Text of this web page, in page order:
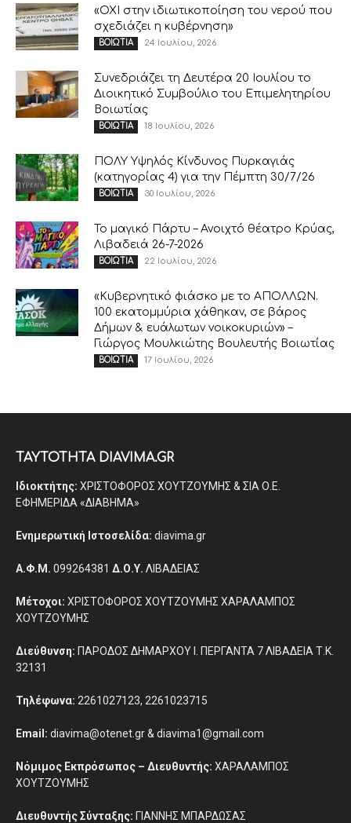
«ΟΧΙ στην ιδιωτικοποίηση του νερού που
σχεδιάζει η κυβέρνηση»
ΒΟΙΩΤΙΑ 24 Ιουλίου, 2026
Συνεδριάζει τη Δευτέρα 20 Ιουλίου το
Διοικητικό Συμβούλιο του Επιμελητηρίου
Βοιωτίας
ΒΟΙΩΤΙΑ 18 Ιουλίου, 2026
ΠΟΛΥ Υψηλός Κίνδυνος Πυρκαγιάς
(κατηγορίας 4) για την Πέμπτη 30/7/26
ΒΟΙΩΤΙΑ 30 Ιουλίου, 2026
Το μαγικό Πάρτυ – Ανοιχτό θέατρο Κρύας,
Λιβαδειά 26-7-2026
ΒΟΙΩΤΙΑ 22 Ιουλίου, 2026
«Κυβερνητικό φιάσκο με το ΑΠΟΛΛΩΝ.
100 εκατομμύρια χάθηκαν, σε βάρος
Δήμων & ευάλωτων νοικοκυριών» –
Γιώργος Μουλκιώτης Βουλευτής Βοιωτίας
ΒΟΙΩΤΙΑ 17 Ιουλίου, 2026
ΤΑΥΤΟΤΗΤΑ DIAVIMA.GR
Ιδιοκτήτης: ΧΡΙΣΤΟΦΟΡΟΣ ΧΟΥΤΖΟΥΜΗΣ & ΣΙΑ Ο.Ε.
ΕΦΗΜΕΡΙΔΑ «ΔΙΑΒΗΜΑ»
Ενημερωτική Ιστοσελίδα: diavima.gr
Α.Φ.Μ. 099264381 Δ.Ο.Υ. ΛΙΒΑΔΕΙΑΣ
Μέτοχοι: ΧΡΙΣΤΟΦΟΡΟΣ ΧΟΥΤΖΟΥΜΗΣ ΧΑΡΑΛΑΜΠΟΣ
ΧΟΥΤΖΟΥΜΗΣ
Διεύθυνση: ΠΑΡΟΔΟΣ ΔΗΜΑΡΧΟΥ Ι. ΠΕΡΓΑΝΤΑ 7 ΛΙΒΑΔΕΙΑ Τ.Κ.
32131
Τηλέφωνα: 2261027123, 2261023715
Email: diavima@otenet.gr & diavima1@gmail.com
Νόμιμος Εκπρόσωπος – Διευθυντής: ΧΑΡΑΛΑΜΠΟΣ
ΧΟΥΤΖΟΥΜΗΣ
Διευθυντής Σύνταξης: ΓΙΑΝΝΗΣ ΜΠΑΡΔΩΣΑΣ